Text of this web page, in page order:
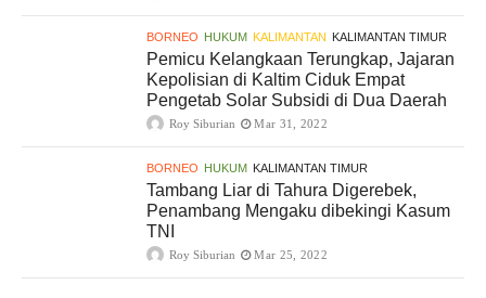
BORNEO HUKUM KALIMANTAN KALIMANTAN TIMUR
Pemicu Kelangkaan Terungkap, Jajaran
Kepolisian di Kaltim Ciduk Empat
Pengetab Solar Subsidi di Dua Daerah
Roy Siburian Mar 31, 2022
BORNEO HUKUM KALIMANTAN TIMUR
Tambang Liar di Tahura Digerebek,
Penambang Mengaku dibekingi Kasum
TNI
Roy Siburian Mar 25, 2022